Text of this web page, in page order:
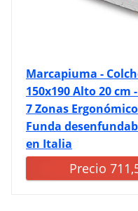
Marcapiuma -
150x190 Alto 20 cm
7 Zonas
Funda
en Italia
Precio